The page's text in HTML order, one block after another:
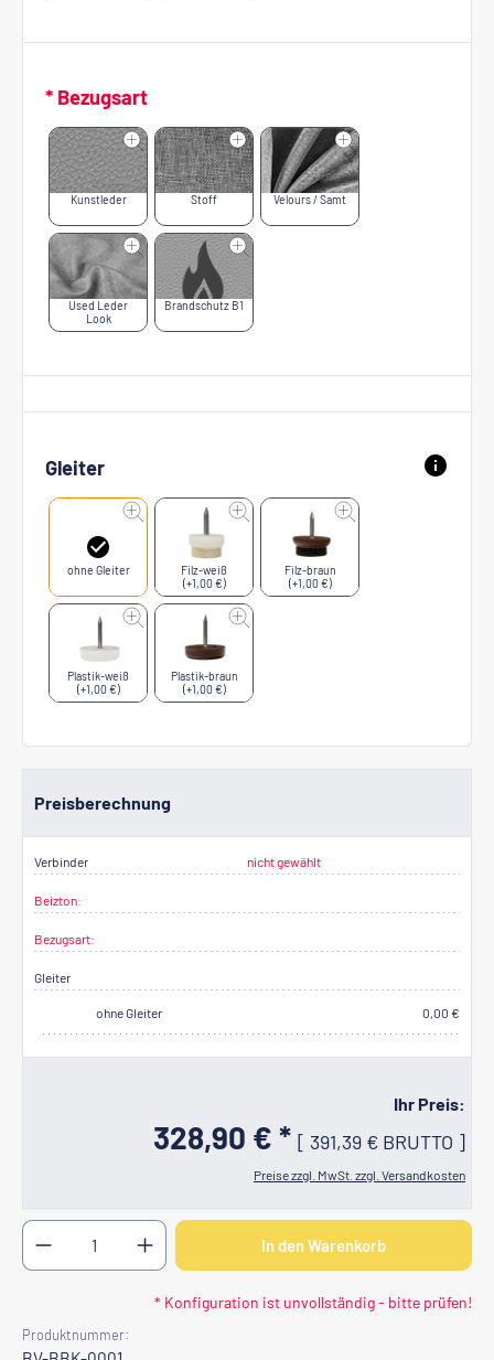
* Bezugsart
Kunstleder Stoff Velours / Samt
Used Leder
Look
Brandschutz B1
Gleiter
ohne Gleiter
Filz-weiß
(+1,00 €)
Filz-braun
(+1,00 €)
Plastik-weiß
(+1,00 €)
Plastik-braun
(+1,00 €)
Preisberechnung
Verbinder nicht gewählt
Beizton:
Bezugsart:
Gleiter
ohne Gleiter 0,00 €
Ihr Preis:
328,90 € * [ 391,39 € BRUTTO ]
Preise zzgl. MwSt. zzgl. Versandkosten
Produkt Anzahl: Gib den gewünschten Wert ein
In den Warenkorb
* Konfiguration ist unvollständig - bitte prüfen!
Produktnummer: